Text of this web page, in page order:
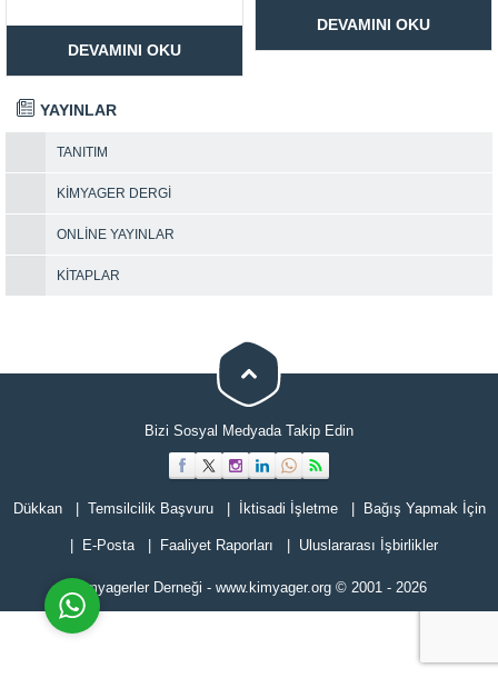
DEVAMINI OKU
DEVAMINI OKU
YAYINLAR
TANITIM
KIMYAGER DERGI
ONLINE YAYINLAR
KITAPLAR
Bizi Sosyal Medyada Takip Edin
Dükkan Temsilcilik Başvuru İktisadi İşletme Bağış Yapmak İçin
E-Posta Faaliyet Raporları Uluslararası İşbirlikler
Kimyagerler Derneği - www.kimyager.org© 2001- 2026
Müşteri Temsilcisi
Cevap Yaz